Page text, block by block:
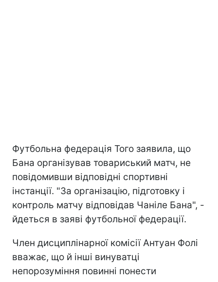
Футбольна федерація Того заявила, що
Бана організував товариський матч, не
повідомивши відповідні спортивні
інстанції. "За організацію, підготовку і
контроль матчу відповідав Чаніле Бана", -
йдеться в заяві футбольної федерації.
Член дисциплінарної комісії Антуан Фолі
вважає, що й інші винуватці
непорозуміння повинні понести